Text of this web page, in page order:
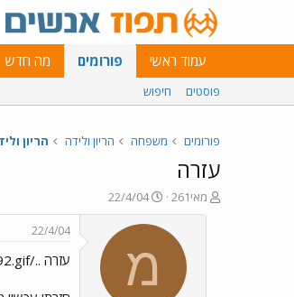
עמוד ראשי פורומים מה חדש
פוסטים חיפוש
פורומים משפחה הריון ולידה הריון
עזרה
פ
ו
מאי261
פ
ו
ר
ם
ב
22/4/04
מ
22/4/04
עזרה ../images/Emo92.gif